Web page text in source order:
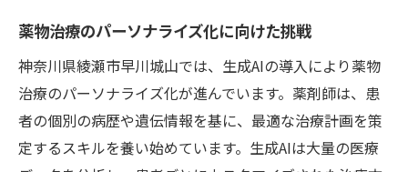
薬物治療のパーソナライズ化に向けた挑戦
神奈川県綾瀬市早川城山では、生成AIの導入により薬物
治療のパーソナライズ化が進んでいます。薬剤師は、患
者の個別の病歴や遺伝情報を基に、最適な治療計画を策
定するスキルを養い始めています。生成AIは大量の医療